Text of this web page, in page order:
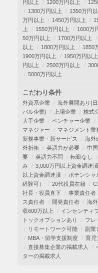
円以上
1200万円以上
1300万円以上
1350万円
万円以上
1450万円以上
上
1550万円以上 1600万
50万円以上
1700万円以上
以上
1800万円以上
1850
1900万円以上
1950万円以上
円以上
2500万円以上
5000万円以上
こだわり条件
外資系企業
海外展開あり(
バル企業)
上場企業
株式
大手企業
ベンチャー企業
マネジャー
マネジメント業
新規事業・新サービス
海外
外折衝
英語力が必要
中
要
英語力不問 転勤なし
み
3,000万円以上資金調達済
以上資金調達済
ポテンシャ
経験可）
20代役員在籍
社長・役員直下
事業責任者
ス責任者
開発責任者 海
収600万以上
インセンティ
トックオプションあり
フレ
リモートワーク可能
副業
MBA・留学支援制度
育児
直接募集企業の掲載求人
ターの掲載求人